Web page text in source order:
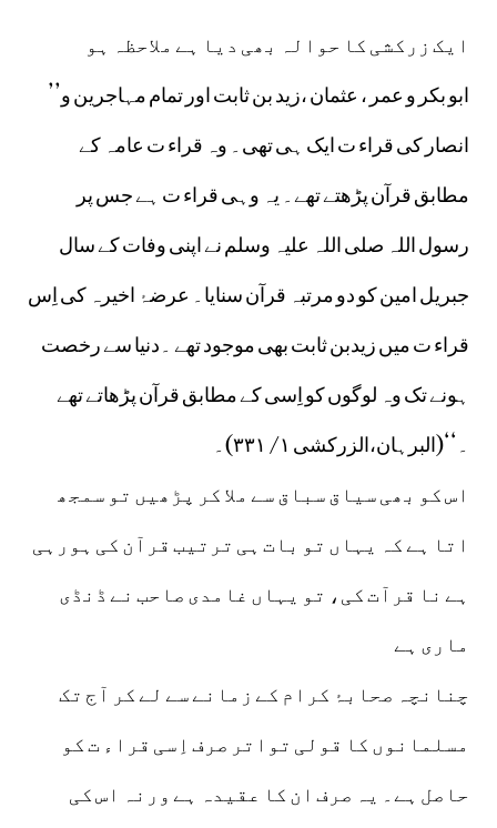
ایک زرکشی کا حوالہ بھی دیا ہے ملاحظہ ہو
’’ابو بکر و عمر ، عثمان ،زید بن ثابت اور تمام مہاجرین و
انصار کی قراء ت ایک ہی تھی۔ وہ قراء ت عامہ کے
مطابق قرآن پڑھتے تھے۔ یہ وہی قراء ت ہے جس پر
رسول اللہ صلی اللہ علیہ وسلم نے اپنی وفات کے سال
جبریل امین کو دو مرتبہ قرآن سنایا۔ عرضۂ اخیرہ کی اِس
قراء ت میں زیدبن ثابت بھی موجود تھے ۔دنیا سے رخصت
ہونے تک وہ لوگوں کو اِسی کے مطابق قرآن پڑھاتے تھے
۔‘‘(البرہان،الزرکشی ۱/ ۳۳۱)۔
اس کو بھی سیاق سباق سے ملا کر پڑھیں تو سمجھ
اتا ہے کہ یہاں تو بات ہی ترتیب قرآن کی ہورہی
ہے نا قرآت کی، تو یہاں غامدی صاحب نے ڈنڈی
ماری ہے
چنانچہ صحابۂ کرام کے زمانے سے لے کر آج تک
مسلمانوں کا قولی تواتر صرف اِسی قراء ت کو
حاصل ہے۔ یہ صرف ان کا عقیدہ ہے ورنہ اس کی